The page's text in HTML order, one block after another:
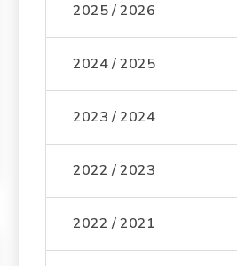
2025 / 2026
2024 / 2025
2023 / 2024
2022 / 2023
2022 / 2021